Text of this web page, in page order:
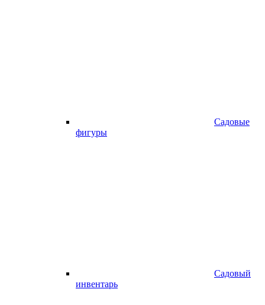
Садовые
фигуры
Садовый
инвентарь